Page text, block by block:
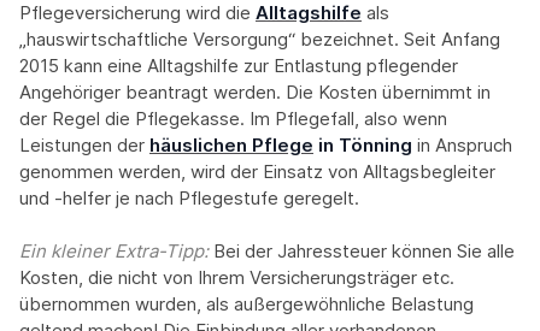
Pflegeversicherung wird die Alltagshilfe als
„hauswirtschaftliche Versorgung“ bezeichnet. Seit Anfang
2015 kann eine Alltagshilfe zur Entlastung pflegender
Angehöriger beantragt werden. Die Kosten übernimmt in
der Regel die Pflegekasse. Im Pflegefall, also wenn
Leistungen der häuslichen Pflege in Tönning in Anspruch
genommen werden, wird der Einsatz von Alltagsbegleiter
und -helfer je nach Pflegestufe geregelt.
Ein kleiner Extra-Tipp:‍ Bei der Jahressteuer können Sie alle
Kosten, die nicht von Ihrem Versicherungsträger etc.
übernommen wurden, als außergewöhnliche Belastung